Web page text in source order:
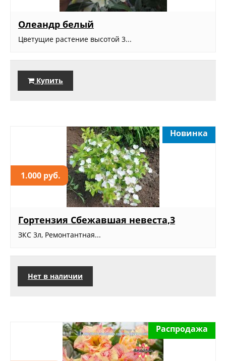
Олеандр белый
Цветущие растение высотой 3...
Купить
1.000 руб.
Новинка
Гортензия Сбежавшая невеста,3
ЗКС 3л, Ремонтантная...
Нет в наличии
Распродажа